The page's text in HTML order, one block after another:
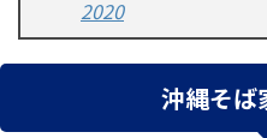
2020
沖縄そば